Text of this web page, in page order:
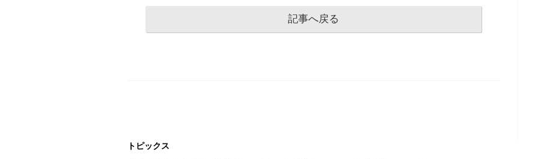
記事へ戻る
トピックス